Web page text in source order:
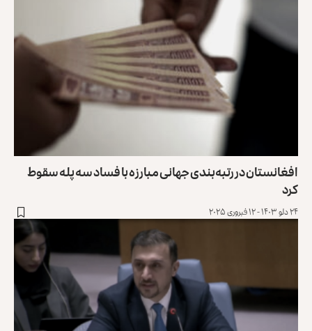
افغانستان در رتبه‌بندی جهانی مبارزه با فساد سه پله سقوط
کرد
۲۴ دلو ۱۴۰۳ - ۱۲ فبروری ۲۰۲۵